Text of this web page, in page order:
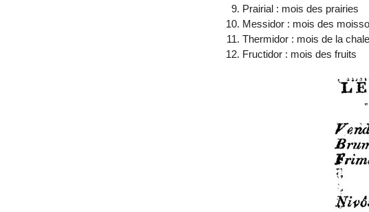
Prairial : mois des prairies
Messidor : mois des
Thermidor : mois de la
Fructidor : mois des fruits